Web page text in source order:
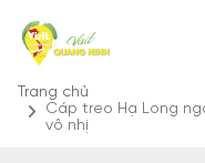
Trang chủ
Cáp treo Hạ Long
vô nhị